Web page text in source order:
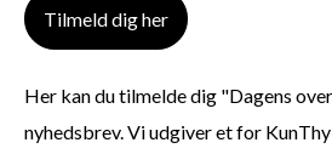
Tilmeld dig her
Her kan du tilmelde dig "Dagens
nyhedsbrev. Vi udgiver et for